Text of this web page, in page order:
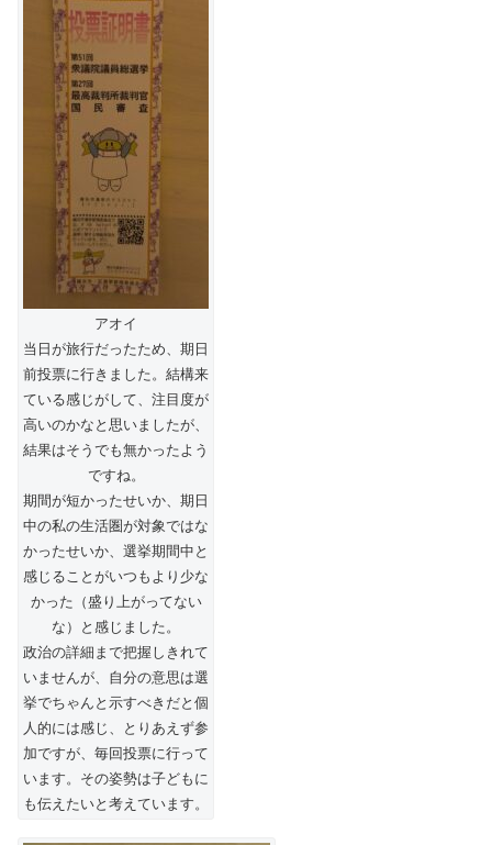
アオイ
当日が旅行だったため、期日
前投票に行きました。結構来
ている感じがして、注目度が
高いのかなと思いましたが、
結果はそうでも無かったよう
ですね。
期間が短かったせいか、期日
中の私の生活圏が対象ではな
かったせいか、選挙期間中と
感じることがいつもより少な
かった（盛り上がってない
な）と感じました。
政治の詳細まで把握しきれて
いませんが、自分の意思は選
挙でちゃんと示すべきだと個
人的には感じ、とりあえず参
加ですが、毎回投票に行って
います。その姿勢は子どもに
も伝えたいと考えています。